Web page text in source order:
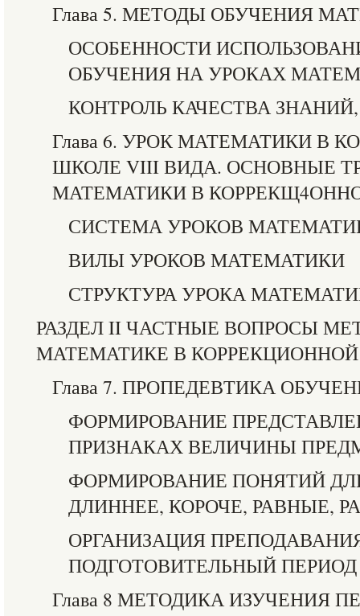
Глава 5. МЕТОДЫ ОБУЧЕНИЯ
ОСОБЕННОСТИ
ОБУЧЕНИЯ НА УРОКАХ
КОНТРОЛЬ КАЧЕСТВА
Глава 6. УРОК МАТЕМАТИКИ В
ШКОЛЕ VIII ВИДА. ОСНОВНЫЕ
МАТЕМАТИКИ В
СИСТЕМА УРОКОВ
ВИЛЫ УРОКОВ МАТЕМАТИКИ
СТРУКТУРА УРОКА
РАЗДЕЛ II ЧАСТНЫЕ ВОПРОСЫ
МАТЕМАТИКЕ В
Глава 7. ПРОПЕДЕВТИКА
ФОРМИРОВАНИЕ
ПРИЗНАКАХ ВЕЛИЧИНЫ
ФОРМИРОВАНИЕ ПОНЯТИЙ
ДЛИННЕЕ, КОРОЧЕ, РАВНЫЕ,
ОРГАНИЗАЦИЯ
ПОДГОТОВИТЕЛЬНЫЙ ПЕРИОД
Глава 8 МЕТОДИКА ИЗУЧЕНИЯ